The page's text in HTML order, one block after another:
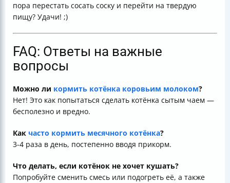
пора перестать сосать соску и перейти на твердую
пищу? Удачи! ;)
FAQ: Ответы на важные
вопросы
Можно ли кормить котёнка коровьим молоком?
Нет! Это как попытаться сделать котёнка сытым чаем —
бесполезно и вредно.
Как часто кормить месячного котёнка?
3-4 раза в день, постепенно вводя прикорм.
Что делать, если котёнок не хочет кушать?
Попробуйте сменить смесь или подогреть её, а также